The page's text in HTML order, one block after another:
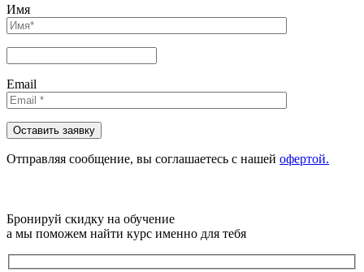
Имя
Email
Отправляя сообщениe, вы соглашаетесь с нашей офертой.
Бронируй скидку на обучение
а мы поможем найти курс именно для тебя